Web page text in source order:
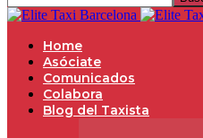
Home
Asóciate
Comunicados
Colabora
Blog del Taxista